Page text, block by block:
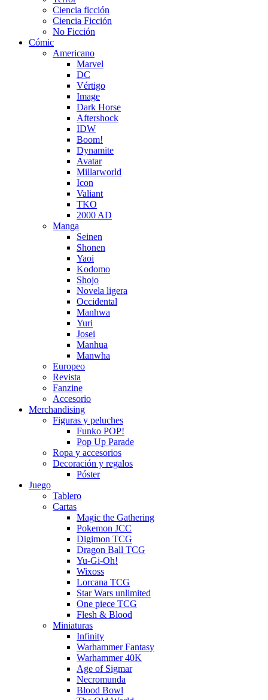
Ciencia ficción
Ciencia Ficción
No Ficción
Cómic
Americano
Marvel
DC
Vértigo
Image
Dark Horse
Aftershock
IDW
Boom!
Dynamite
Avatar
Millarworld
Icon
Valiant
TKO
2000 AD
Manga
Seinen
Shonen
Yaoi
Kodomo
Shojo
Novela ligera
Occidental
Manhwa
Yuri
Josei
Manhua
Manwha
Europeo
Revista
Fanzine
Accesorio
Merchandising
Figuras y peluches
Funko POP!
Pop Up Parade
Ropa y accesorios
Decoración y regalos
Póster
Juego
Tablero
Cartas
Magic the Gathering
Pokemon JCC
Digimon TCG
Dragon Ball TCG
Yu-Gi-Oh!
Wixoss
Lorcana TCG
Star Wars unlimited
One piece TCG
Flesh & Blood
Miniaturas
Infinity
Warhammer Fantasy
Warhammer 40K
Age of Sigmar
Necromunda
Blood Bowl